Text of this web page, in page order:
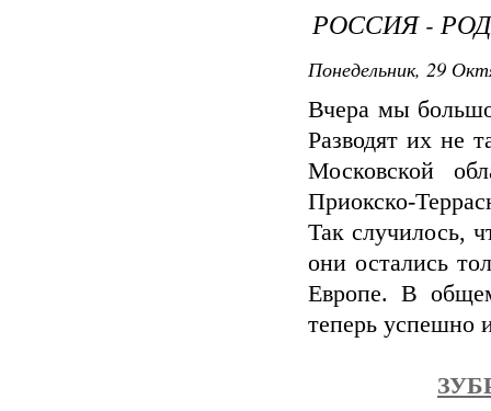
РОССИЯ -
Понедельник, 29
Вчера мы
Разводят их не
Московской
Приокско-
Так случилось,
они остались
Европе. В
теперь успешно